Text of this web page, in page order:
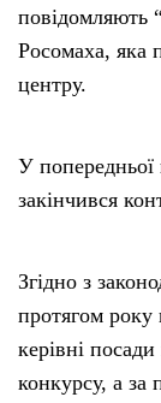
повідомляють
Росомаха, яка
центру.
У попередньої
закінчився
Згідно з
протягом року
керівні
конкурсу, а за